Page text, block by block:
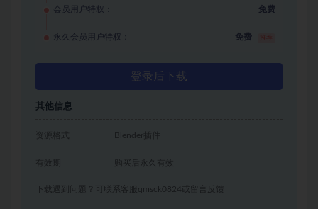
会员用户特权： 免费
永久会员用户特权： 免费
登录后下载
其他信息
资源格式 Blender插件
有效期 购买后永久有效
下载遇到问题？可联系客服qmsck0824或留言反馈